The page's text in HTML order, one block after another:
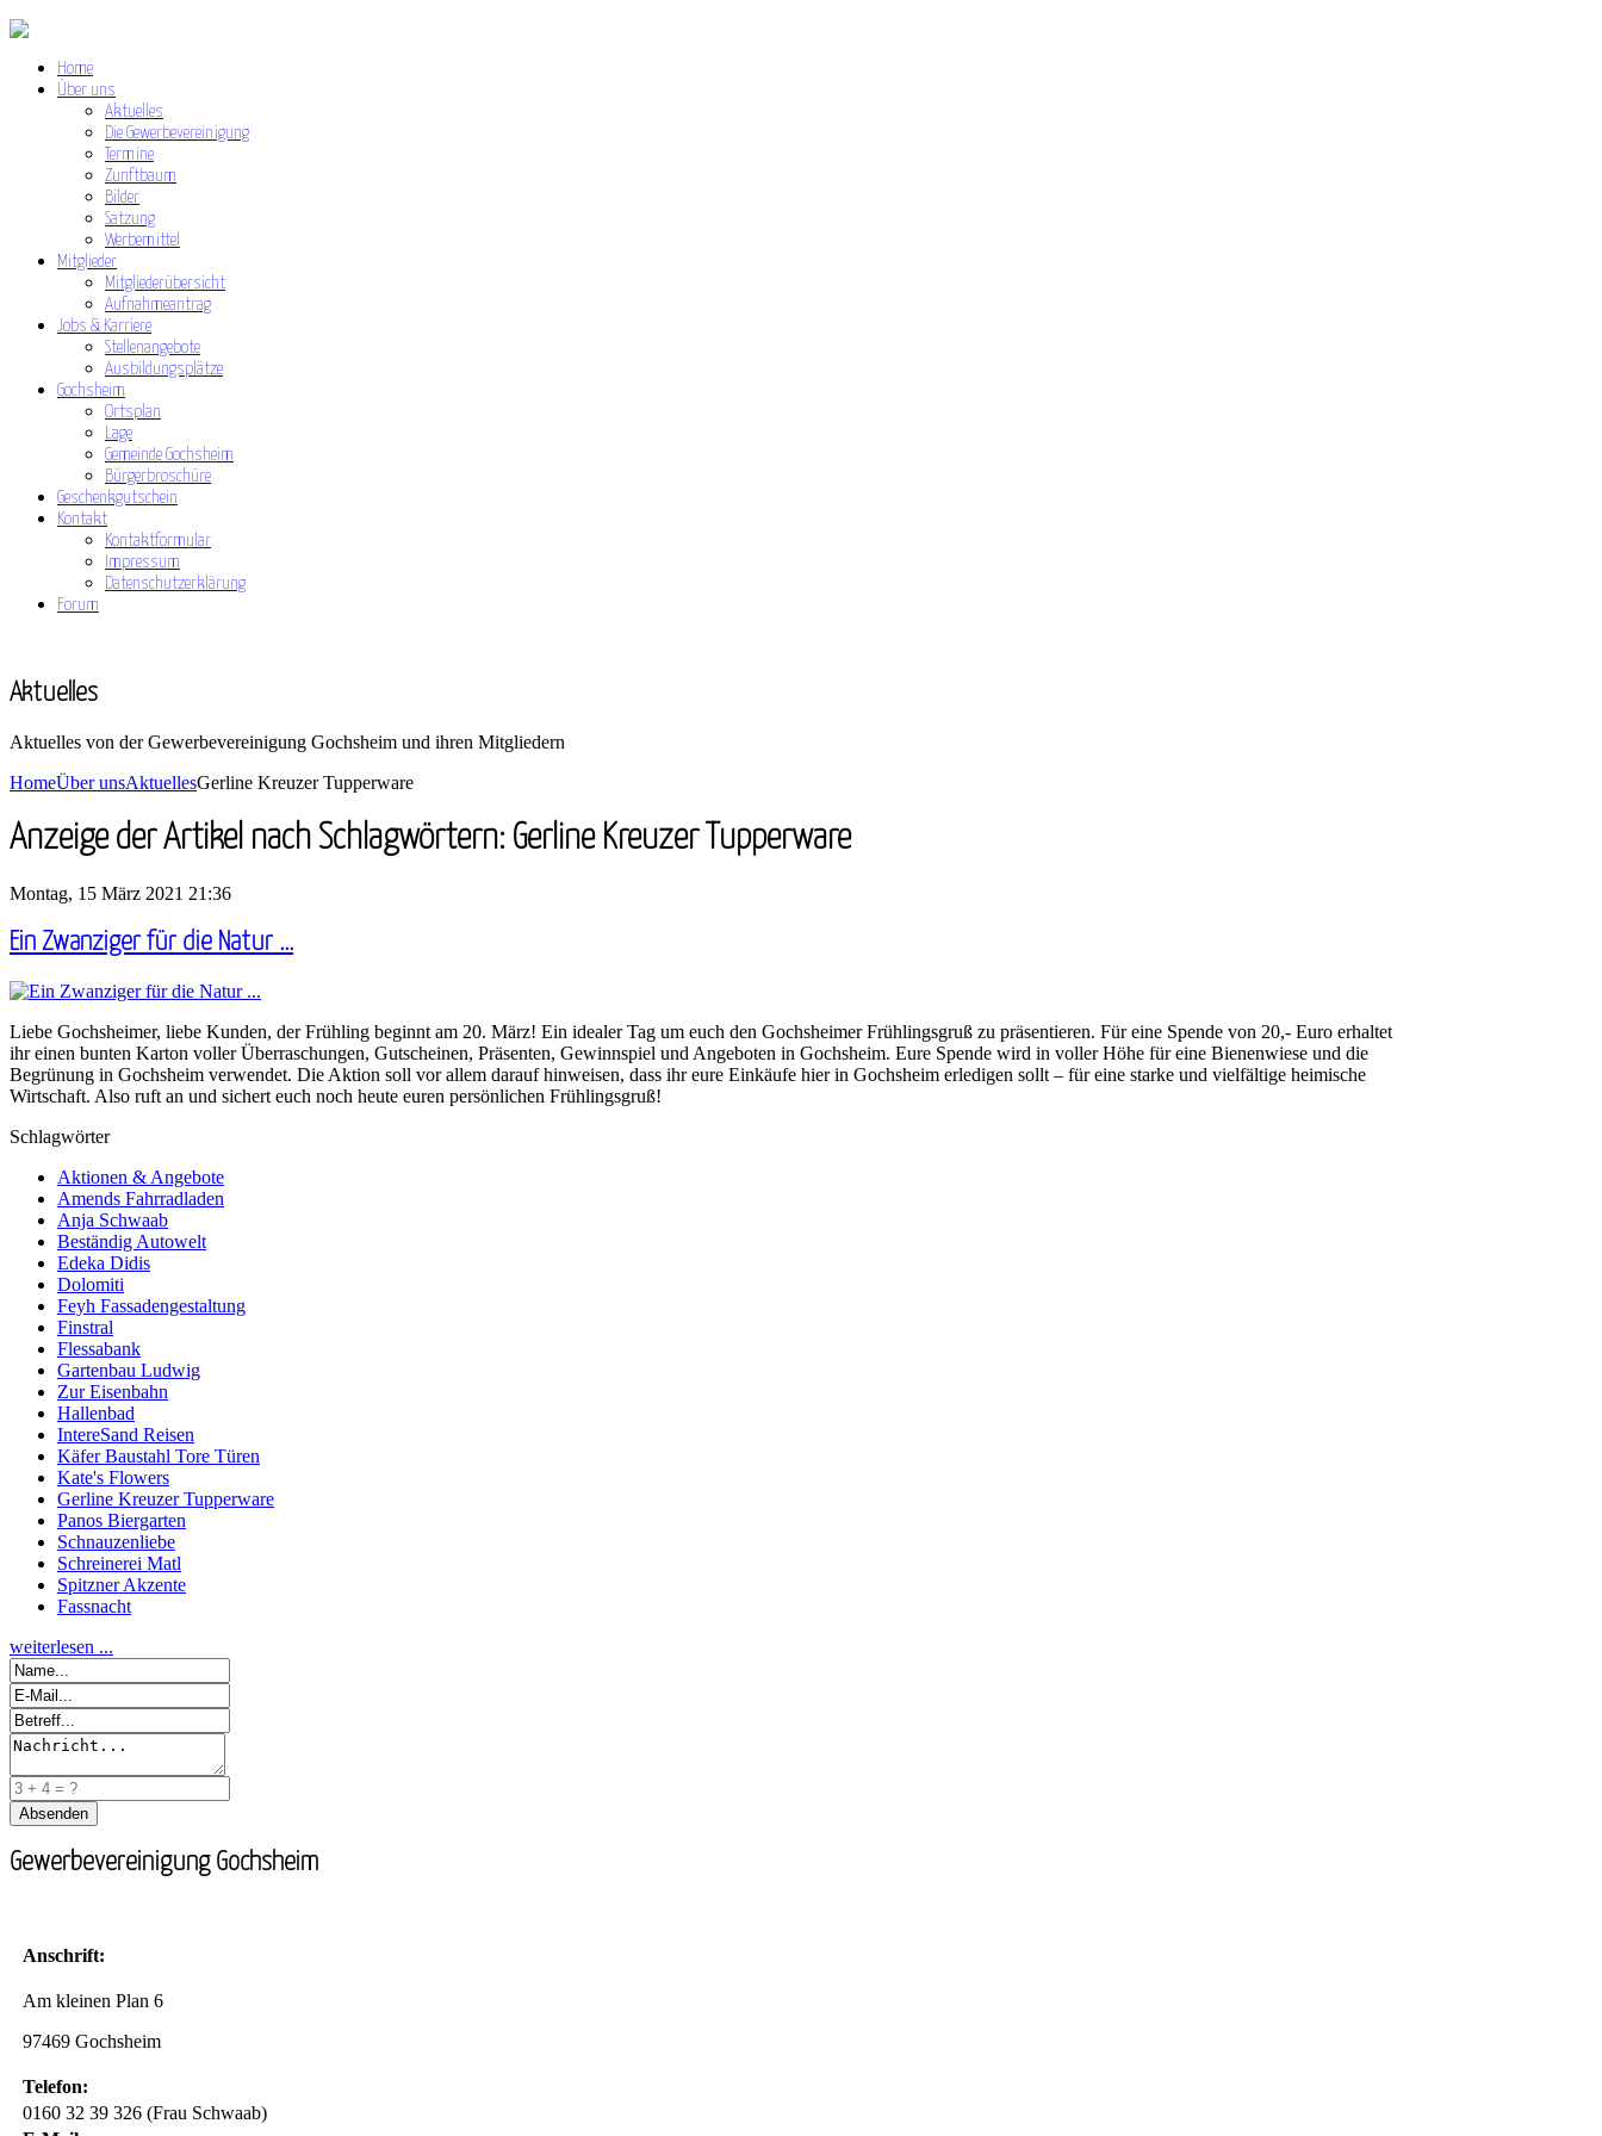
Home
Über uns
Aktuelles
Die Gewerbevereinigung
Termine
Zunftbaum
Bilder
Satzung
Werbemittel
Mitglieder
Mitgliederübersicht
Aufnahmeantrag
Jobs & Karriere
Stellenangebote
Ausbildungsplätze
Gochsheim
Ortsplan
Lage
Gemeinde Gochsheim
Bürgerbroschüre
Geschenkgutschein
Kontakt
Kontaktformular
Impressum
Datenschutzerklärung
Forum
Aktuelles
Aktuelles von der Gewerbevereinigung Gochsheim und ihren Mitgliedern
HomeÜber unsAktuellesGerline Kreuzer Tupperware
Anzeige der Artikel nach Schlagwörtern: Gerline Kreuzer Tupperware
Montag, 15 März 2021 21:36
Ein Zwanziger für die Natur ...
Liebe Gochsheimer, liebe Kunden, der Frühling beginnt am 20. März! Ein idealer Tag um euch den Gochsheimer Frühlingsgruß zu präsentieren. Für eine Spende von 20,- Euro erhaltet
ihr einen bunten Karton voller Überraschungen, Gutscheinen, Präsenten, Gewinnspiel und Angeboten in Gochsheim. Eure Spende wird in voller Höhe für eine Bienenwiese und die
Begrünung in Gochsheim verwendet. Die Aktion soll vor allem darauf hinweisen, dass ihr eure Einkäufe hier in Gochsheim erledigen sollt – für eine starke und vielfältige heimische
Wirtschaft. Also ruft an und sichert euch noch heute euren persönlichen Frühlingsgruß!
Schlagwörter
Aktionen & Angebote
Amends Fahrradladen
Anja Schwaab
Beständig Autowelt
Edeka Didis
Dolomiti
Feyh Fassadengestaltung
Finstral
Flessabank
Gartenbau Ludwig
Zur Eisenbahn
Hallenbad
IntereSand Reisen
Käfer Baustahl Tore Türen
Kate's Flowers
Gerline Kreuzer Tupperware
Panos Biergarten
Schnauzenliebe
Schreinerei Matl
Spitzner Akzente
Fassnacht
weiterlesen ...
Gewerbevereinigung Gochsheim
Anschrift:
Am kleinen Plan 6
97469 Gochsheim
Telefon:
0160 32 39 326 (Frau Schwaab)